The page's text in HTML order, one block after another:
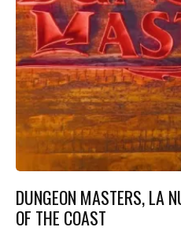
DUNGEON MASTERS, LA
OF THE COAST